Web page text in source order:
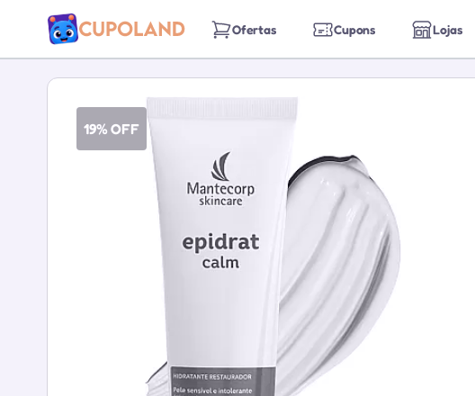
Ofertas Cupons Lojas
19% OFF